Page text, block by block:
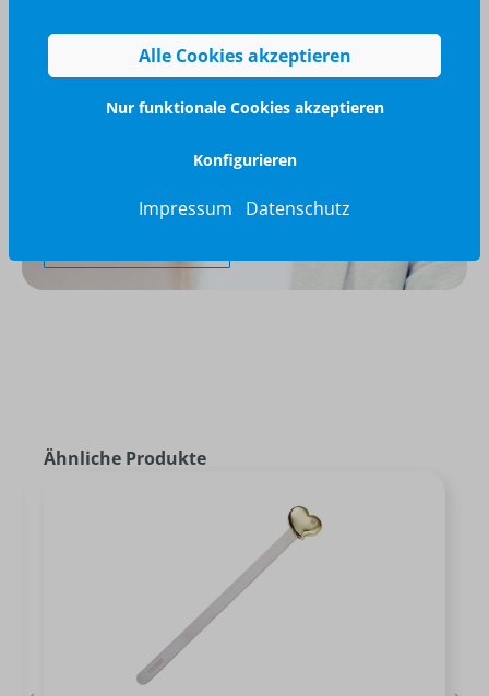
info@brilliant-promotion.com
Ähnliche Produkte
Alle Cookies akzeptieren
Nur funktionale Cookies akzeptieren
Konfigurieren
Impressum Datenschutz